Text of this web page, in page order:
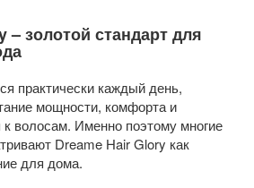
– золотой стандарт для
практически каждый день,
мощности, комфорта и
волосам. Именно поэтому многие
Dreame Hair Glory как
для дома.